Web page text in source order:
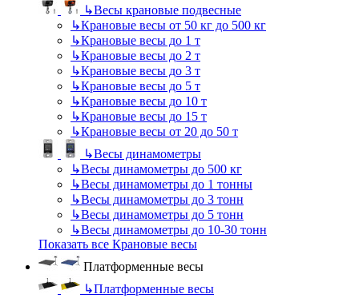
↳Весы крановые подвесные
↳Крановые весы от 50 кг до 500 кг
↳Крановые весы до 1 т
↳Крановые весы до 2 т
↳Крановые весы до 3 т
↳Крановые весы до 5 т
↳Крановые весы до 10 т
↳Крановые весы до 15 т
↳Крановые весы от 20 до 50 т
↳Весы динамометры
↳Весы динамометры до 500 кг
↳Весы динамометры до 1 тонны
↳Весы динамометры до 3 тонн
↳Весы динамометры до 5 тонн
↳Весы динамометры до 10-30 тонн
Показать все Крановые весы
Платформенные весы
↳Платформенные весы